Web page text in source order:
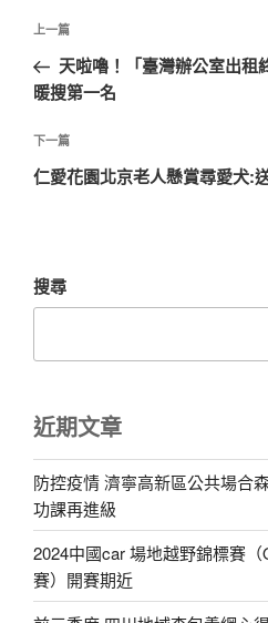
文
導
覽
上
一
篇
章
上一篇
天啦嚕！「臺灣辦公室出
暖搜第一名
下
一
下一篇
仁愛花園北京老人懸賞尋愛犬:
搜尋
近期文章
防控疫情 濟寧高新區公共場合
功課再進級
2024中國car 場地越野錦標賽
賽）開賽期近